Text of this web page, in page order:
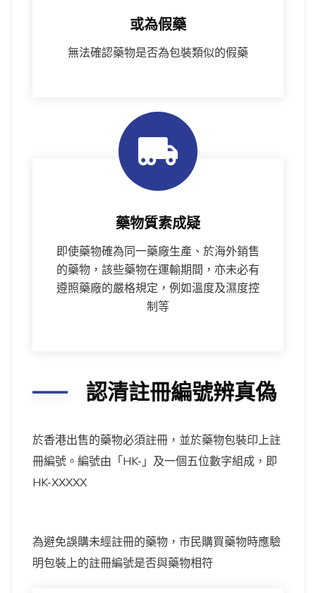
或為假藥
無法確認藥物是否為包裝類似的假藥
藥物質素成疑
即使藥物確為同一藥廠生產、於海外銷售
的藥物，該些藥物在運輸期間，亦未必有
遵照藥廠的嚴格規定，例如溫度及濕度控
制等
認清註冊編號辨真偽
於香港出售的藥物必須註冊，並於藥物包裝印上註
冊編號。編號由「HK-」及一個五位數字組成，即
HK-XXXXX
為避免誤購未經註冊的藥物，市民購買藥物時應驗
明包裝上的註冊編號是否與藥物相符